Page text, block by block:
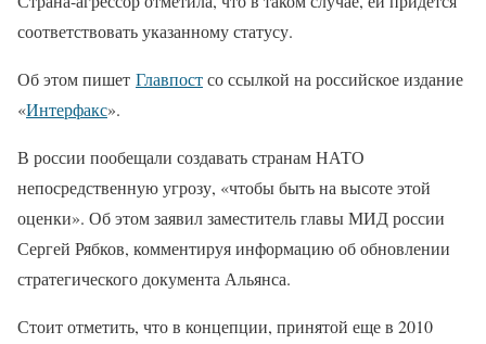
соответствовать указанному статусу.
Об этом пишет Главпостсо ссылкой на российское издание
«Интерфакс».
В россии пообещали создавать странам НАТО
непосредственную угрозу, «чтобы быть на высоте этой
оценки». Об этом заявил заместитель главы МИД россии
Сергей Рябков, комментируя информацию об обновлении
стратегического документа Альянса.
Стоит отметить, что в концепции, принятой еще в 2010